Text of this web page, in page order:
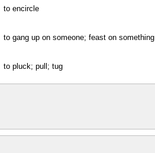
to encircle
to gang up on someone; feast on something
to pluck; pull; tug